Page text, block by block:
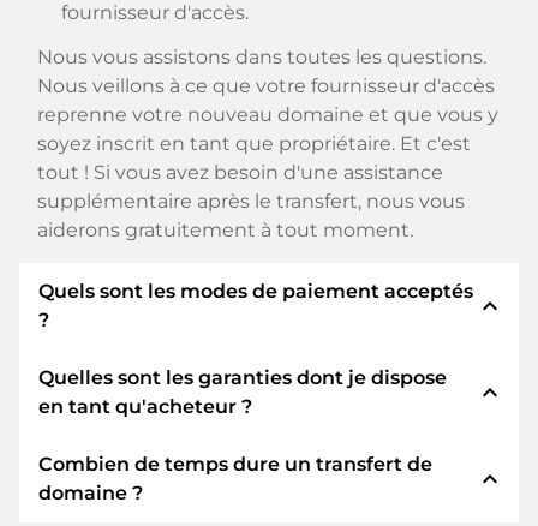
fournisseur d'accès.
Nous vous assistons dans toutes les questions.
Nous veillons à ce que votre fournisseur d'accès
reprenne votre nouveau domaine et que vous y
soyez inscrit en tant que propriétaire. Et c'est
tout ! Si vous avez besoin d'une assistance
supplémentaire après le transfert, nous vous
aiderons gratuitement à tout moment.
Quels sont les modes de paiement acceptés
?
expand_less
Nous utilisons SEPA comme paiement anticipé
et utilisons STRIPE comme prestataire de
paiement disponibles tels que : Cartes de crédit,
PayPal, Klarna, ApplePay, GooglePay, Alipay ou
Quelles sont les garanties dont je dispose
en tant qu'acheteur ?
expand_less
En tant qu'acheteur, nous vous garantissons
toujours les sécurités suivantes. Nous nous en
Combien de temps dure un transfert de
domaine ?
expand_less